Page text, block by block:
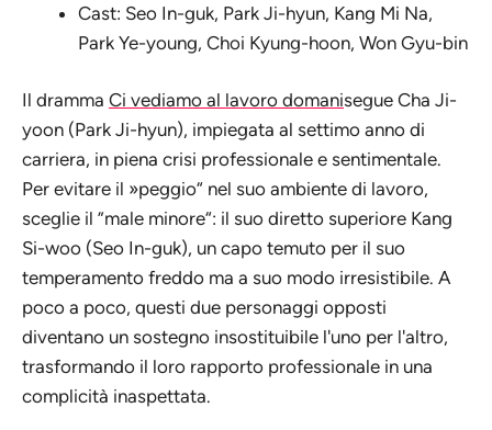
Cast: Seo In-guk, Park Ji-hyun, Kang Mi Na,
Park Ye-young, Choi Kyung-hoon, Won Gyu-bin
Il dramma Ci vediamo al lavoro domanisegue Cha Ji-
yoon (Park Ji-hyun), impiegata al settimo anno di
carriera, in piena crisi professionale e sentimentale.
Per evitare il »peggio“ nel suo ambiente di lavoro,
sceglie il ”male minore“: il suo diretto superiore Kang
Si-woo (Seo In-guk), un capo temuto per il suo
temperamento freddo ma a suo modo irresistibile. A
poco a poco, questi due personaggi opposti
diventano un sostegno insostituibile l'uno per l'altro,
trasformando il loro rapporto professionale in una
complicità inaspettata.